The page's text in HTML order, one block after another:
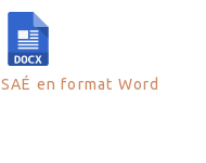
SAÉ en format Word